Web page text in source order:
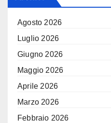
Agosto 2026
Luglio 2026
Giugno 2026
Maggio 2026
Aprile 2026
Marzo 2026
Febbraio 2026